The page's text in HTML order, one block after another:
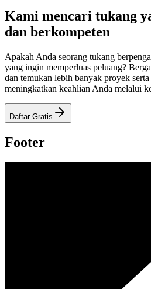
Kami mencari tukang
dan berkompeten
Apakah Anda seorang tukang
yang ingin memperluas peluang?
dan temukan lebih banyak proyek
meningkatkan keahlian Anda melalui
Daftar Gratis
Footer